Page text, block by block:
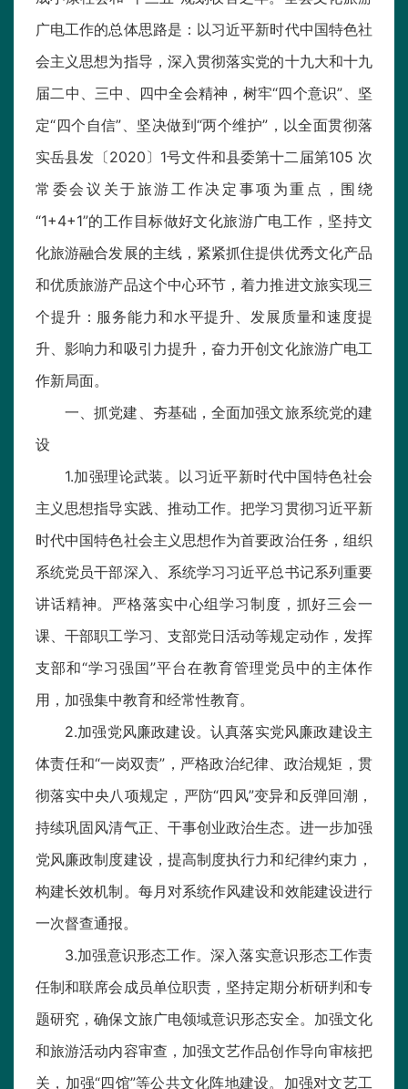
广电工作的总体思路是：以习近平新时代中国特色社
会主义思想为指导，深入贯彻落实党的十九大和十九
届二中、三中、四中全会精神，树牢“四个意识”、坚
定“四个自信”、坚决做到“两个维护”，以全面贯彻落
实岳县发〔2020〕1号文件和县委第十二届第105 次
常委会议关于旅游工作决定事项为重点，围绕
“1+4+1”的工作目标做好文化旅游广电工作，坚持文
化旅游融合发展的主线，紧紧抓住提供优秀文化产品
和优质旅游产品这个中心环节，着力推进文旅实现三
个提升：服务能力和水平提升、发展质量和速度提
升、影响力和吸引力提升，奋力开创文化旅游广电工
作新局面。
一、抓党建、夯基础，全面加强文旅系统党的建
设
1.加强理论武装。以习近平新时代中国特色社会
主义思想指导实践、推动工作。把学习贯彻习近平新
时代中国特色社会主义思想作为首要政治任务，组织
系统党员干部深入、系统学习习近平总书记系列重要
讲话精神。严格落实中心组学习制度，抓好三会一
课、干部职工学习、支部党日活动等规定动作，发挥
支部和“学习强国”平台在教育管理党员中的主体作
用，加强集中教育和经常性教育。
2.加强党风廉政建设。认真落实党风廉政建设主
体责任和“一岗双责”，严格政治纪律、政治规矩，贯
彻落实中央八项规定，严防“四风”变异和反弹回潮，
持续巩固风清气正、干事创业政治生态。进一步加强
党风廉政制度建设，提高制度执行力和纪律约束力，
构建长效机制。每月对系统作风建设和效能建设进行
一次督查通报。
3.加强意识形态工作。深入落实意识形态工作责
任制和联席会成员单位职责，坚持定期分析研判和专
题研究，确保文旅广电领域意识形态安全。加强文化
和旅游活动内容审查，加强文艺作品创作导向审核把
关，加强“四馆”等公共文化阵地建设。加强对文艺工